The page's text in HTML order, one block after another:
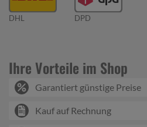
DHL DPD
Ihre Vorteile im Shop
Garantiert günstige Preise
Kauf auf Rechnung